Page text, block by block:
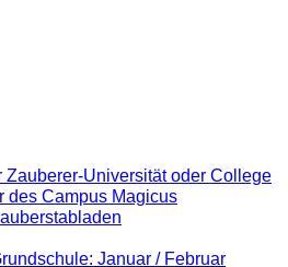
Universität oder College
Campus Magicus
Januar / Februar